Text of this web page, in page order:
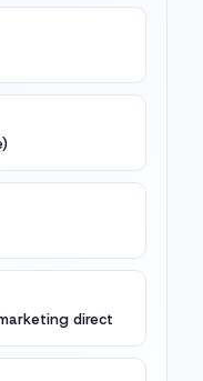
direct